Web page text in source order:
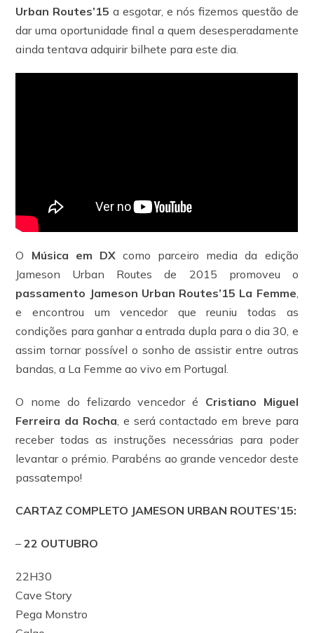
Urban Routes’15 a esgotar, e nós fizemos questão de
dar uma oportunidade final a quem desesperadamente
ainda tentava adquirir bilhete para este dia.
O Música em DXcomo parceiro media da edição
Jameson Urban Routes de 2015 promoveu o
passamento Jameson Urban Routes’15 La Femme
e encontrou um vencedor que reuniu todas as
condições para ganhar a entrada dupla para o dia 30, e
assim tornar possível o sonho de assistir entre outras
bandas, a La Femme ao vivo em Portugal.
O nome do felizardo vencedor é Cristiano Miguel
Ferreira da Rocha , e será contactado em breve para
receber todas as instruções necessárias para poder
levantar o prémio. Parabéns ao grande vencedor deste
passatempo!
CARTAZ COMPLETO JAMESON URBAN ROUTES’15:
–22 OUTUBRO
22H30
Cave Story
Pega Monstro